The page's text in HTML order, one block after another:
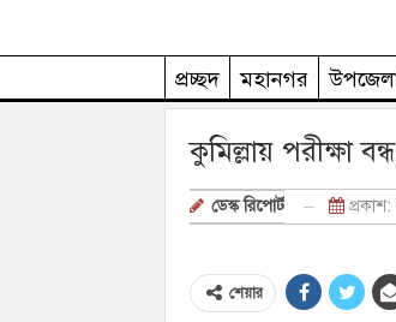
প্রচ্ছদ মহানগর
কুমিল্লায় পরীক্ষা
ডেস্ক রিপোর্ট প্রকাশ:
শেয়ার